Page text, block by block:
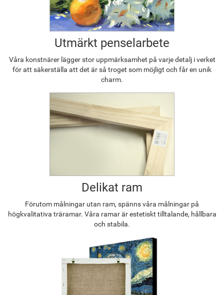
Utmärkt penselarbete
Våra konstnärer lägger stor uppmärksamhet på varje detalj i verket
för att säkerställa att det är så troget som möjligt och får en unik
charm.
Delikat ram
Förutom målningar utan ram, spänns våra målningar på
högkvalitativa träramar. Våra ramar är estetiskt tilltalande, hållbara
och stabila.